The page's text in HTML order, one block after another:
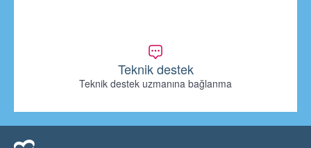
Teknik destek
Teknik destek uzmanına bağlanma